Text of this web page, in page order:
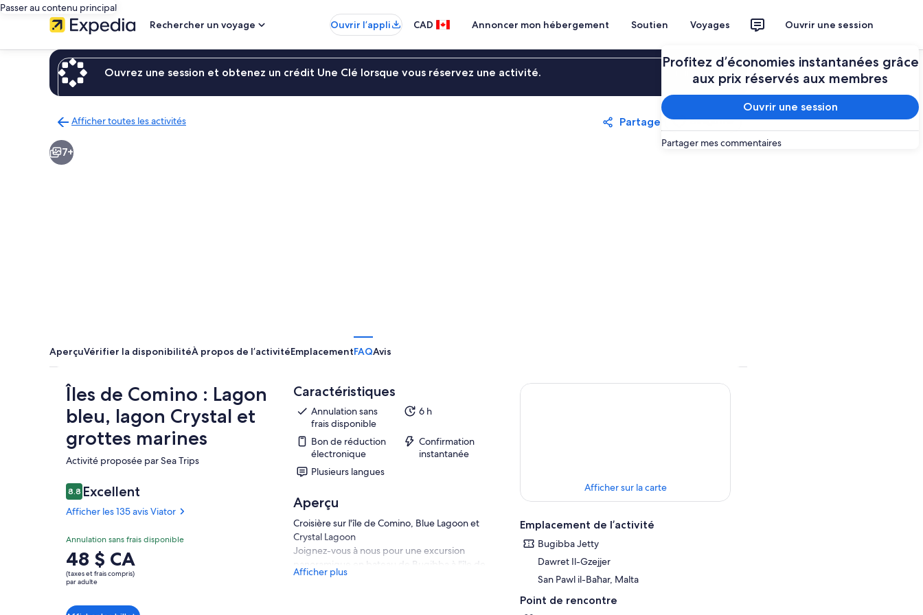
Passer au contenu principal
Rechercher un voyage
Ouvrir l’appli CAD Annoncer mon hébergement Soutien Voyages Ouvrir une session
Profitez d’économies instantanées grâce
aux prix réservés aux membres
Ouvrir une session
Partager mes commentaires
Ouvrez une session et obtenez un crédit Une Clé lorsque vous réservez une activité. Ouvrir une session
Afficher toutes les activités
à
la
Partager Enregistrer
7+
AperçuVérifier la disponibilitéÀ propos de l’activitéEmplacementFAQAvis
Îles de Comino : Lagon
bleu, lagon Crystal et
grottes marines
Activité proposée par Sea Trips
8.88.8 sur 10
Excellent
Afficher les 135 avis Viator
Annulation sans frais disponible
Le
prix
est
par
48 $ CA
(taxes et frais compris)
par adulte
Caractéristiques
Annulation sans
frais disponible
6 h
Bon de réduction
électronique
Confirmation
instantanée
Plusieurs langues
Aperçu
Croisière sur l'île de Comino, Blue Lagoon et
Crystal Lagoon
Joignez-vous à nous pour une excursion
panoramique en bateau de Bugibba à l'île de
Comino! Profitez d'une vue imprenable sur le
Afficher plus
Afficher sur la carte
Emplacement de l’activité
Bugibba Jetty
Dawret Il-Gzejjer
San Pawl il-Baħar, Malta
Point de rencontre